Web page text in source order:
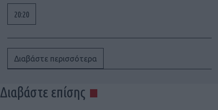
20:20
Διαβάστε περισσότερα
Διαβάστε επίσης